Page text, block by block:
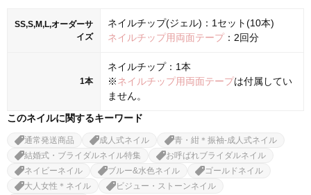
SS,S,M,L,オーダーサ
イズ
ネイルチップ(ジェル)：1セット(10本)
ネイルチップ用両面テープ：2回分
1本
ネイルチップ：1本
※ネイルチップ用両面テープは付属してい
ません。
このネイルに関するキーワード
通常発送商品 成人式ネイル
青・紺＊振袖-成人式ネイル
結婚式・ブライダルネイル特集
お呼ばれブライダルネイル
ネイビーネイル
ブルー&水色ネイル
ゴールドネイル
大人女性＊ネイル
ビジュー・ストーンネイル